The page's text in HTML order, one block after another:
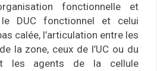
fonctionnelle et
le DUC fonctionnel et celui
calée, l’articulation entre les
la zone, ceux de l’UC ou du
les agents de la cellule